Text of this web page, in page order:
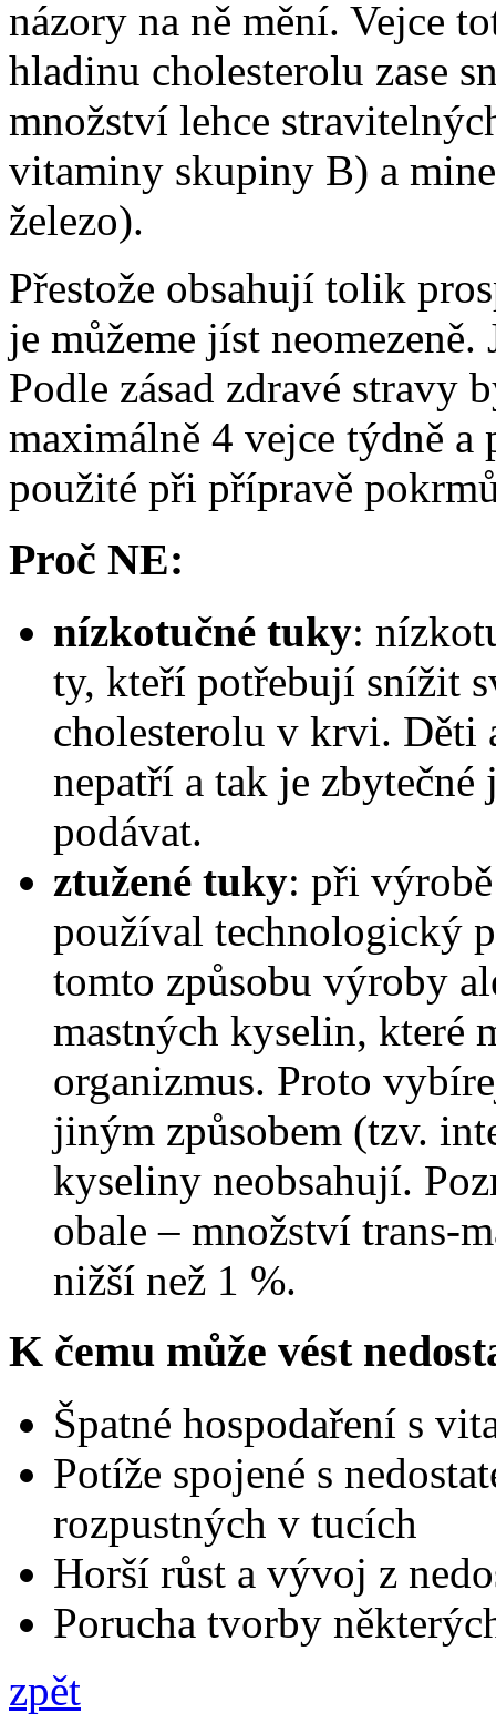
názory na ně mění. Vejce
hladinu cholesterolu zase
množství lehce
vitaminy skupiny B) a
železo).
Přestože obsahují tolik
je můžeme jíst
Podle zásad zdravé stravy
maximálně 4 vejce týdně
použité při přípravě
Proč NE:
nízkotučné tuky:
ty, kteří potřebují snížit
cholesterolu v krvi. Děti
nepatří a tak je
podávat.
ztužené tuky: při
používal technologický
tomto způsobu výroby
mastných kyselin, které
organizmus. Proto
jiným způsobem (tzv.
kyseliny neobsahují.
obale – množství trans-
nižší než 1 %.
K čemu může vést
Špatné hospodaření s
Potíže spojené s
rozpustných v tucích
Horší růst a vývoj z
Porucha tvorby
zpět